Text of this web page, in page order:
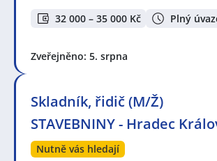
32 000 – 35 000 Kč Plný
Zveřejněno: 5. srpna
Skladník, řidič (M/Ž)
STAVEBNINY - Hradec
Nutně vás hledají